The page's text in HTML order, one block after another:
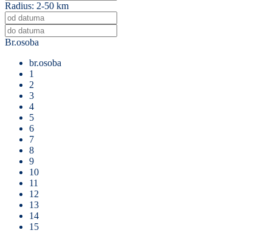
Radius: 2-50 km
Br.osoba
br.osoba
1
2
3
4
5
6
7
8
9
10
11
12
13
14
15